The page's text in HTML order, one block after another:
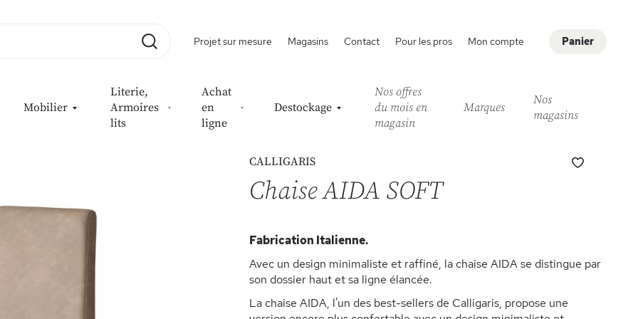
Panier
Projet sur mesure Magasins Contact Pour les pros Mon compte
Mobilier
Literie,
Armoires
lits
Achat
en
ligne
Destockage
Nos offres
du mois en
magasin
Marques
Nos
magasins
CALLIGARIS
Chaise AIDA SOFT
Fabrication Italienne.
Avec un design minimaliste et raffiné, la chaise AIDA se distingue par
son dossier haut et sa ligne élancée.
La chaise AIDA, l'un des best-sellers de Calligaris, propose une